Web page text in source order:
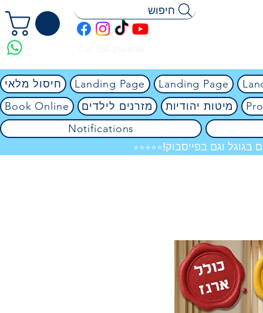
חיפוש
Landing Page
Landing Page
חיסול מלאי
מיטות יהודיות מזרנים לילדים
Book Online
Notifications
בגוגל וגם בפייסבוק!⭐⭐⭐⭐⭐